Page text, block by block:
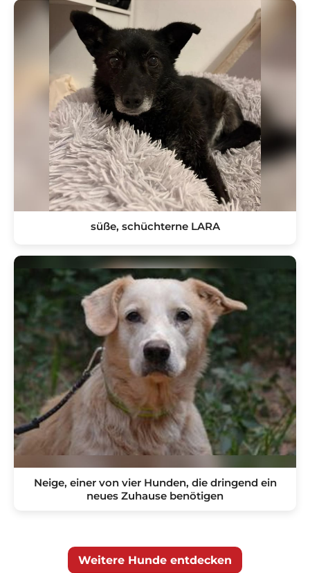
süße, schüchterne LARA
Neige, einer von vier Hunden, die dringend ein
neues Zuhause benötigen
Weitere Hunde entdecken